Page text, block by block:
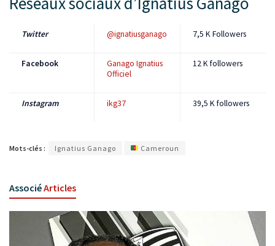
Twitter @ignatiusganago 7,5 K Followers
Facebook
Ganago Ignatius
Officiel
12 K followers
Instagram ikg37 39,5 K followers
Mots-clés : Ignatius Ganago Cameroun
AssociéArticles